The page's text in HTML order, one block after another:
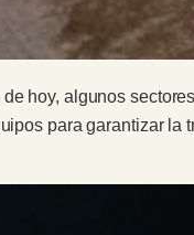
hoy, algunos
para garantizar la